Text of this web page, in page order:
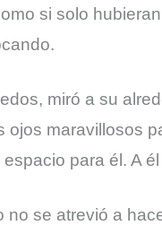
si solo
miró a su
maravillosos
para él. A
se atrevió a